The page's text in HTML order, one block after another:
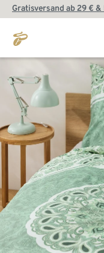
Gratisversand ab 29 €